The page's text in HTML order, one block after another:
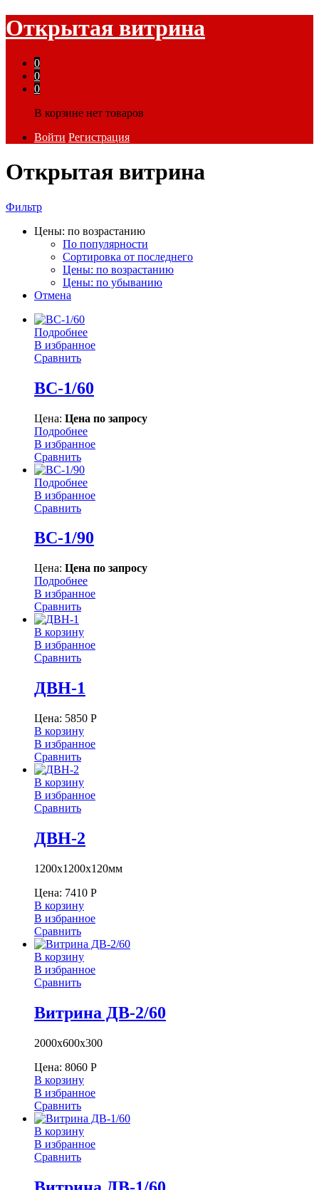
Открытая витрина
0
0
0
В корзине нет товаров
Войти Регистрация
Открытая витрина
Фильтр
Цены: по возрастанию
По популярности
Сортировка от последнего
Цены: по возрастанию
Цены: по убыванию
Отмена
Подробнее
В избранное
Сравнить
ВС-1/60
Цена: Цена по запросу
Подробнее
В избранное
Сравнить
Подробнее
В избранное
Сравнить
ВС-1/90
Цена: Цена по запросу
Подробнее
В избранное
Сравнить
В корзину
В избранное
Сравнить
ДВН-1
Цена: 5850 Р
В корзину
В избранное
Сравнить
В корзину
В избранное
Сравнить
ДВН-2
1200х1200х120мм
Цена: 7410 Р
В корзину
В избранное
Сравнить
В корзину
В избранное
Сравнить
Витрина ДВ-2/60
2000х600х300
Цена: 8060 Р
В корзину
В избранное
Сравнить
В корзину
В избранное
Сравнить